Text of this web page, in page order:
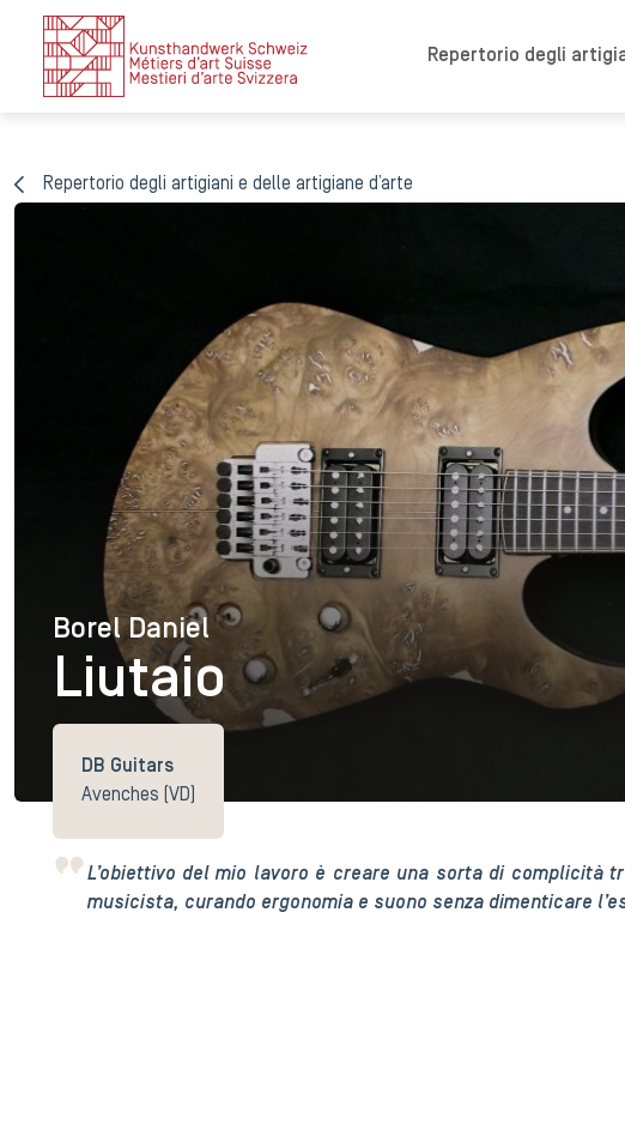
Repertorio degli
Repertorio degli artigiani e delle artigiane d’arte
Borel Daniel
Borel Daniel
Liutaio
DB Guitars
Avenches (VD)
L’obiettivo del mio lavoro è creare una sorta di complicità
musicista, curando ergonomia e suono senza dimenticare